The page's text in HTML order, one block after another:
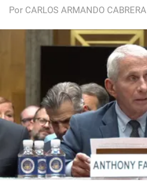
Por CARLOS ARMANDO CABRERA